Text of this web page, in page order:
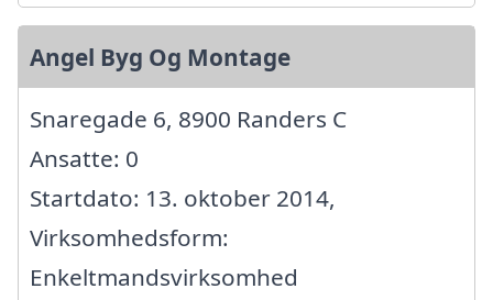
Angel Byg Og Montage
Snaregade 6, 8900 Randers C
Ansatte: 0
Startdato: 13. oktober 2014,
Virksomhedsform:
Enkeltmandsvirksomhed